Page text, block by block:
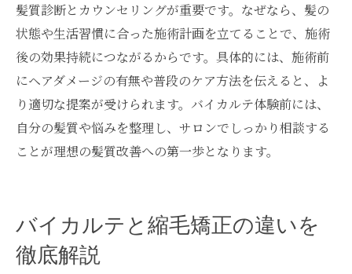
髪質診断とカウンセリングが重要です。なぜなら、髪の
状態や生活習慣に合った施術計画を立てることで、施術
後の効果持続につながるからです。具体的には、施術前
にヘアダメージの有無や普段のケア方法を伝えると、よ
り適切な提案が受けられます。バイカルテ体験前には、
自分の髪質や悩みを整理し、サロンでしっかり相談する
ことが理想の髪質改善への第一歩となります。
バイカルテと縮毛矯正の違いを
徹底解説